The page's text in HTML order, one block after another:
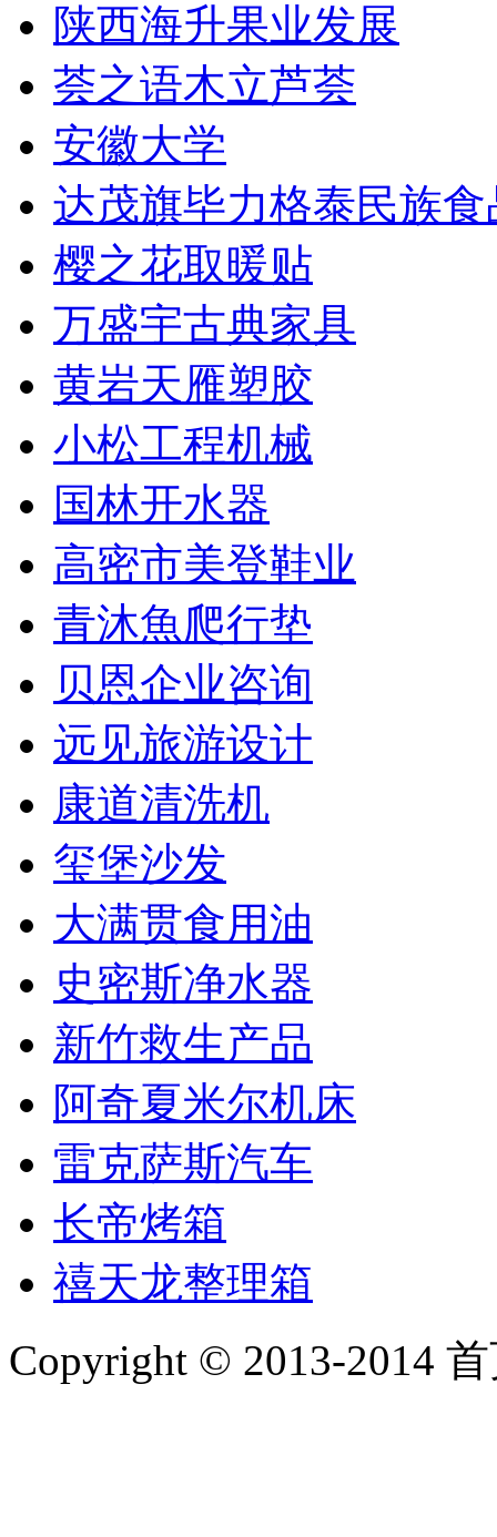
陕西海升果业发展
荟之语木立芦荟
安徽大学
达茂旗毕力格泰民族食
樱之花取暖贴
万盛宇古典家具
黄岩天雁塑胶
小松工程机械
国林开水器
高密市美登鞋业
青沐魚爬行垫
贝恩企业咨询
远见旅游设计
康道清洗机
玺堡沙发
大满贯食用油
史密斯净水器
新竹救生产品
阿奇夏米尔机床
雷克萨斯汽车
长帝烤箱
禧天龙整理箱
Copyright © 2013-2014